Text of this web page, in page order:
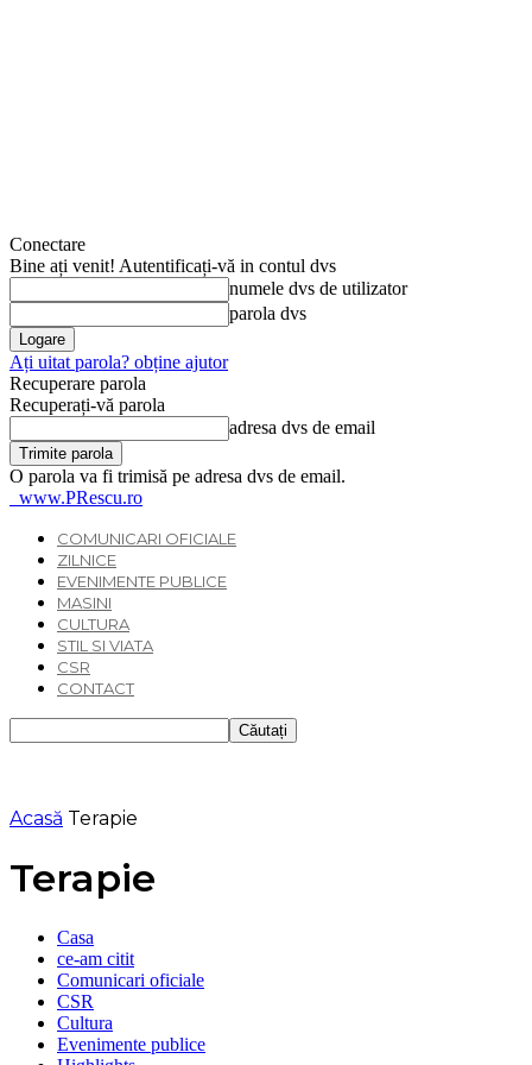
Conectare
Bine ați venit! Autentificați-vă in contul dvs
numele dvs de utilizator
parola dvs
Ați uitat parola? obține ajutor
Recuperare parola
Recuperați-vă parola
adresa dvs de email
O parola va fi trimisă pe adresa dvs de email.
www.PRescu.ro
COMUNICARI OFICIALE
ZILNICE
EVENIMENTE PUBLICE
MASINI
CULTURA
STIL SI VIATA
CSR
CONTACT
Acasă Terapie
Terapie
Casa
ce-am citit
Comunicari oficiale
CSR
Cultura
Evenimente publice